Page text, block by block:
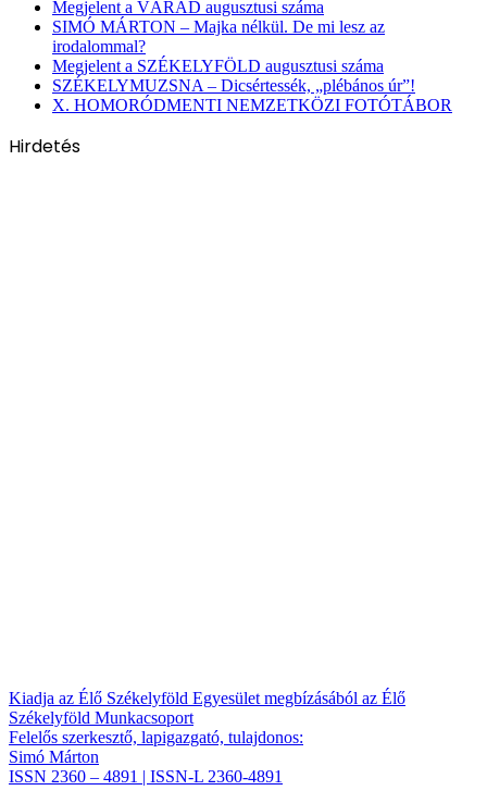
Megjelent a VÁRAD augusztusi száma
SIMÓ MÁRTON – Majka nélkül. De mi lesz az
irodalommal?
Megjelent a SZÉKELYFÖLD augusztusi száma
SZÉKELYMUZSNA – Dicsértessék, „plébános úr”!
X. HOMORÓDMENTI NEMZETKÖZI FOTÓTÁBOR
Hirdetés
Kiadja az Élő Székelyföld Egyesület megbízásából az Élő
Székelyföld Munkacsoport
Felelős szerkesztő, lapigazgató, tulajdonos:
Simó Márton
ISSN 2360 – 4891 | ISSN-L 2360-4891